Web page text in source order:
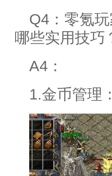
Q4：零氪
哪些实用技巧
A4：
1.金币管理：